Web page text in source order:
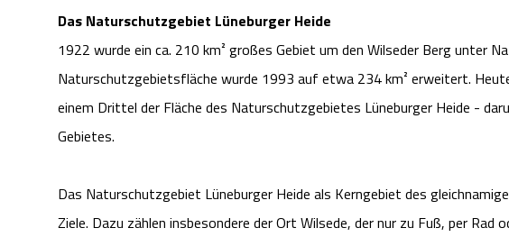
Das Naturschutzgebiet Lüneburger Heide
1922 wurde ein ca. 210 km² großes Gebiet um den Wilseder Berg unter
Naturschutzgebietsfläche wurde 1993 auf etwa 234 km² erweitert.
einem Drittel der Fläche des Naturschutzgebietes Lüneburger Heide -
Gebietes.
Das Naturschutzgebiet Lüneburger Heide als Kerngebiet des
Ziele. Dazu zählen insbesondere der Ort Wilsede, der nur zu Fuß, per Rad